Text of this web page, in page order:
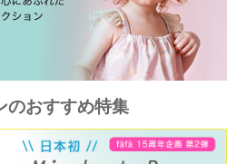
のおすすめ特集